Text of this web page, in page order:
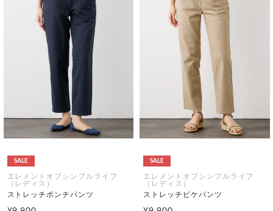
SALE
エレメントオブシンプルライフ
（レディス）
ストレッチポンチパンツ
SALE
エレメントオブシンプルライフ
（レディス）
ストレッチピケパンツ